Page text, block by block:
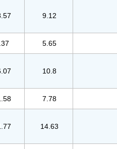
9.12
5.65
10.8
7.78
14.63